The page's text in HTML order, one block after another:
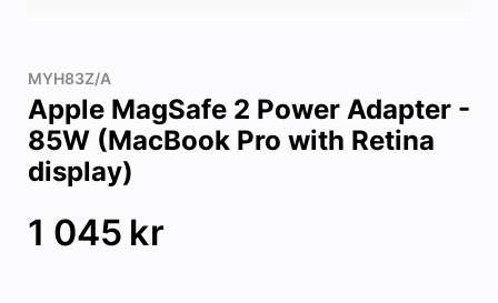
MYH83Z/A
Apple MagSafe 2 Power Adapter -
85W (MacBook Pro with Retina
display)
1 045 kr